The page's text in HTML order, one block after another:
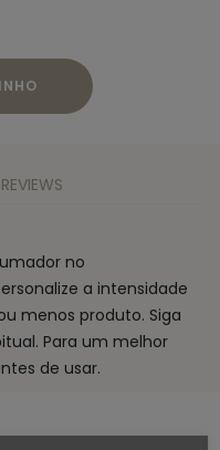
REVIEWS
no
a intensidade
menos produto. Siga
Para um melhor
de usar.